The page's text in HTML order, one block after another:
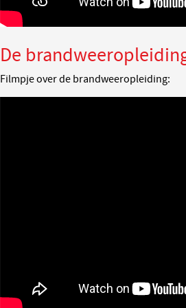
De
Filmpje over de brandweeropleiding: